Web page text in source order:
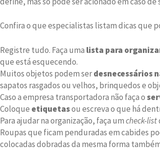
Confira o que especialistas listam dicas que
Registre tudo. Faça uma lista para
que está esquecendo.
Muitos objetos podem serdesnecessários
sapatos rasgados ou velhos, brinquedos e
Caso a empresa transportadora não faça o
Coloque etiquetasou escreva o que há
Para ajudar na organização, faça umcheck-list
Roupas que ficam penduradas em cabides
colocadas dobradas da mesma forma